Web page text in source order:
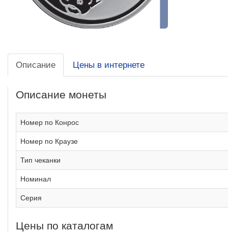
Описание Цены в интернете
Описание монеты
Номер по Конрос
Номер по Краузе
Тип чеканки
Номинал
Серия
Цены по каталогам